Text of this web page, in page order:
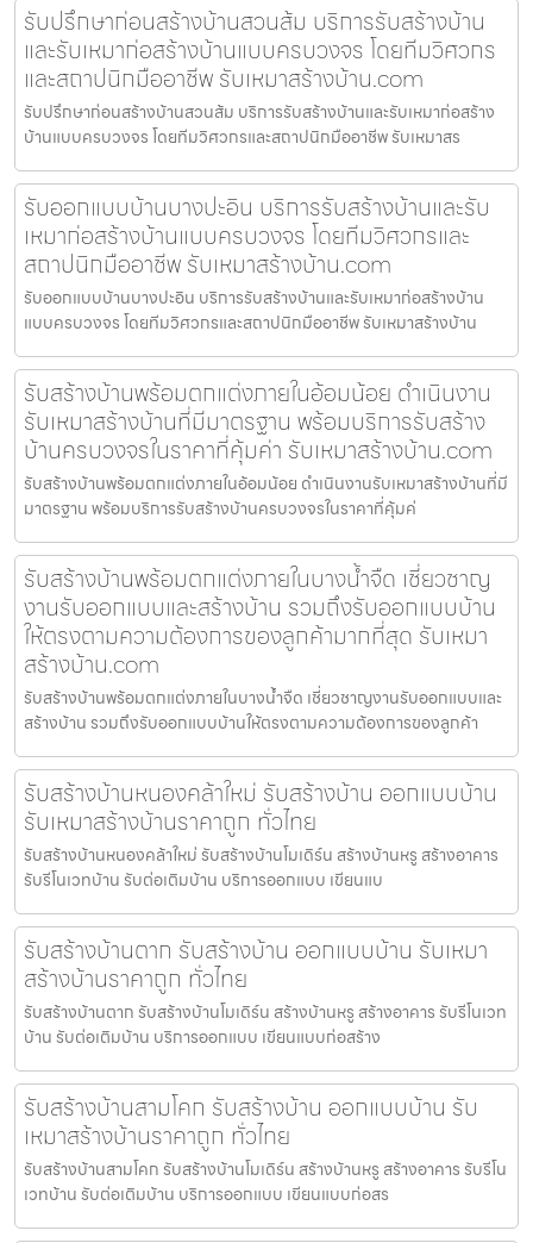
รับปรึกษาก่อนสร้างบ้านสวนส้ม บริการรับสร้างบ้าน
และรับเหมาก่อสร้างบ้านแบบครบวงจร โดยทีมวิศวกร
และสถาปนิกมืออาชีพ รับเหมาสร้างบ้าน.com
รับปรึกษาก่อนสร้างบ้านสวนส้ม บริการรับสร้างบ้านและรับเหมาก่อสร้าง
บ้านแบบครบวงจร โดยทีมวิศวกรและสถาปนิกมืออาชีพ รับเหมาสร
รับออกแบบบ้านบางปะอิน บริการรับสร้างบ้านและรับ
เหมาก่อสร้างบ้านแบบครบวงจร โดยทีมวิศวกรและ
สถาปนิกมืออาชีพ รับเหมาสร้างบ้าน.com
รับออกแบบบ้านบางปะอิน บริการรับสร้างบ้านและรับเหมาก่อสร้างบ้าน
แบบครบวงจร โดยทีมวิศวกรและสถาปนิกมืออาชีพ รับเหมาสร้างบ้าน
รับสร้างบ้านพร้อมตกแต่งภายในอ้อมน้อย ดำเนินงาน
รับเหมาสร้างบ้านที่มีมาตรฐาน พร้อมบริการรับสร้าง
บ้านครบวงจรในราคาที่คุ้มค่า รับเหมาสร้างบ้าน.com
รับสร้างบ้านพร้อมตกแต่งภายในอ้อมน้อย ดำเนินงานรับเหมาสร้างบ้านที่มี
มาตรฐาน พร้อมบริการรับสร้างบ้านครบวงจรในราคาที่คุ้มค่
รับสร้างบ้านพร้อมตกแต่งภายในบางน้ำจืด เชี่ยวชาญ
งานรับออกแบบและสร้างบ้าน รวมถึงรับออกแบบบ้าน
ให้ตรงตามความต้องการของลูกค้ามากที่สุด รับเหมา
สร้างบ้าน.com
รับสร้างบ้านพร้อมตกแต่งภายในบางน้ำจืด เชี่ยวชาญงานรับออกแบบและ
สร้างบ้าน รวมถึงรับออกแบบบ้านให้ตรงตามความต้องการของลูกค้า
รับสร้างบ้านหนองคล้าใหม่ รับสร้างบ้าน ออกแบบบ้าน
รับเหมาสร้างบ้านราคาถูก ทั่วไทย
รับสร้างบ้านหนองคล้าใหม่ รับสร้างบ้านโมเดิร์น สร้างบ้านหรู สร้างอาคาร
รับรีโนเวทบ้าน รับต่อเติมบ้าน บริการออกแบบ เขียนแบ
รับสร้างบ้านตาก รับสร้างบ้าน ออกแบบบ้าน รับเหมา
สร้างบ้านราคาถูก ทั่วไทย
รับสร้างบ้านตาก รับสร้างบ้านโมเดิร์น สร้างบ้านหรู สร้างอาคาร รับรีโนเวท
บ้าน รับต่อเติมบ้าน บริการออกแบบ เขียนแบบก่อสร้าง
รับสร้างบ้านสามโคก รับสร้างบ้าน ออกแบบบ้าน รับ
เหมาสร้างบ้านราคาถูก ทั่วไทย
รับสร้างบ้านสามโคก รับสร้างบ้านโมเดิร์น สร้างบ้านหรู สร้างอาคาร รับรีโน
เวทบ้าน รับต่อเติมบ้าน บริการออกแบบ เขียนแบบก่อสร